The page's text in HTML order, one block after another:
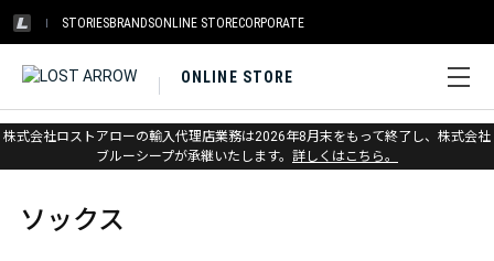
STORIESBRANDSONLINE STORECORPORATE
ONLINE STORE
株式会社ロストアローの輸入代理店業務は2026年8月末をもって終了し、株式会社
ブルーシープが承継いたします。 詳しくはこちら。
ホーム > ソックス
ソックス